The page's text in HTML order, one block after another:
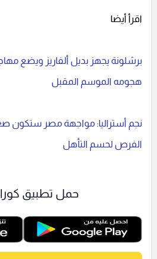
اقرأ أيضا
برشلونة يجهز بديل ألفاريز ويضع
هجومه الموسم المقبل
نجم أستراليا: مواجهة مصر ستكون
الفرص لحسم التأهل
حمل تطبيق